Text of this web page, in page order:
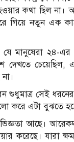
কথা ছিল না।
গিয়ে নতুন এক
মানুষেরা ২৪-এর
দেখতে চেয়েছিল,
সেই ধরনের
করে এটা বুঝতে
আছে।
করেছে। যারা